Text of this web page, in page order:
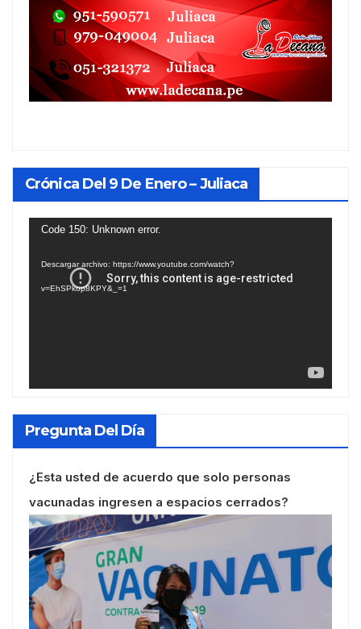
Crónica Del 9 De Enero – Juliaca
Reproductor
Code 150: Unknown error.
Descargar archivo: https://www.youtube.com/watch?
v=EhSPkop8KPY&_=1
Pregunta Del Día
¿Esta usted de acuerdo que solo personas
vacunadas ingresen a espacios cerrados?